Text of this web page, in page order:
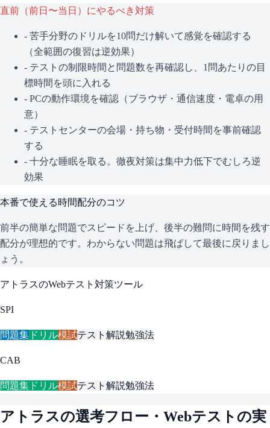
直前（前日〜当日）にやるべき対策
- 苦手分野のドリルを10問だけ解いて感覚を確認する
（全範囲の復習は逆効果）
- テストの制限時間と問題数を再確認し、1問あたりの目
標時間を頭に入れる
- PCの動作環境を確認（ブラウザ・通信速度・電卓の用
意）
- テストセンターの会場・持ち物・受付時間を事前確認
する
- 十分な睡眠を取る。徹夜対策は集中力低下でむしろ逆
効果
本番で使える時間配分のコツ
前半の簡単な問題でスピードを上げ、後半の難問に時間を残す
配分が理想的です。わからない問題は飛ばして最後に戻りまし
ょう。
アトラスのWebテスト対策ツール
SPI
問題集 ドリル模試テスト解説勉強法
CAB
問題集 ドリル模試テスト解説勉強法
アトラスの選考フロー・Webテストの実